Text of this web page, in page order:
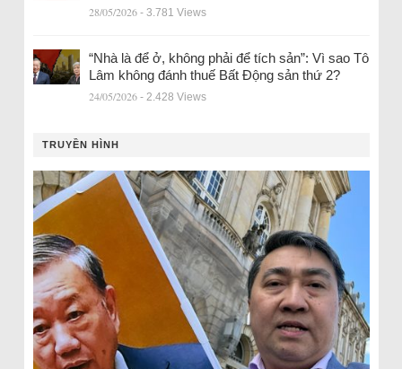
28/05/2026 - 3.781 Views
“Nhà là để ở, không phải để tích sản”: Vì sao Tô
Lâm không đánh thuế Bất Động sản thứ 2?
24/05/2026 - 2.428 Views
TRUYỀN HÌNH